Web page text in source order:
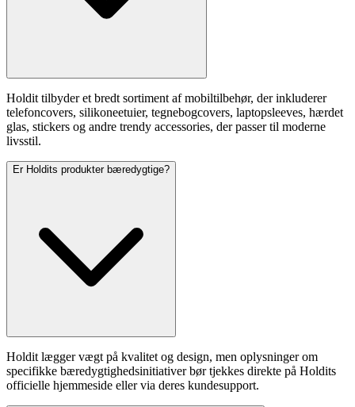
Holdit tilbyder et bredt sortiment af mobiltilbehør, der inkluderer
telefoncovers, silikoneetuier, tegnebogcovers, laptopsleeves, hærdet
glas, stickers og andre trendy accessories, der passer til moderne
livsstil.
Er Holdits produkter bæredygtige?
Holdit lægger vægt på kvalitet og design, men oplysninger om
specifikke bæredygtighedsinitiativer bør tjekkes direkte på Holdits
officielle hjemmeside eller via deres kundesupport.